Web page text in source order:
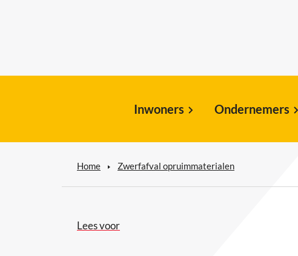
Inwoners Ondernemers
Home Zwerfafval opruimmaterialen
Lees voor